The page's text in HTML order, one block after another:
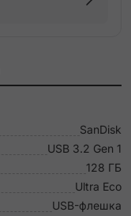
SanDisk
USB 3.2 Gen 1
128 ГБ
Ultra Eco
USB-флешка